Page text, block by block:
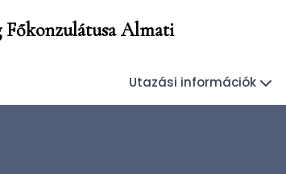
Főkonzulátusa Almati
Utazási információk